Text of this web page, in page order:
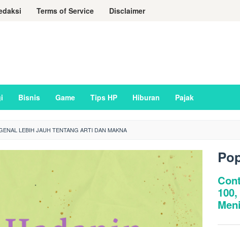
Terms of Service Disclaimer
Bisnis Game Tips HP Hiburan Pajak
LEBIH JAUH TENTANG ARTI DAN MAKNA